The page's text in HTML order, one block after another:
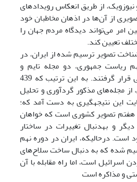
نیوزویک، از طریق انعکاس رویدادهای
از آن‌ها در اذهان مخاطبان خود
امر می‌تواند دیدگاه مردم جهان را
تعیین کند.
تصویر ترسیم شده از ایران، در
ریاست جمهوری، دو مجله تایم و
نیووزیک مورد بررسی قرار گرفتند. به این ترتیب که 439
از مجله‌های مذکور گردآوری و تحلیل
این نتیجه­گیری به دست آمد که؛
هفتم تصویر کشوری است که خواهان
و به­دنبال تغییرات در ساختار
است. درحالی­که، ایران در دوره نهم
شده که به دنبال ساخت سلاح‌های
اسرائیل است، اما راه مقابله با آن
و مذاکره است